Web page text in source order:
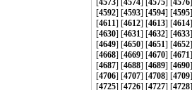
[4573] [4574] [4575] [4576
[4592] [4593] [4594] [4595
[4611] [4612] [4613] [4614
[4630] [4631] [4632] [4633
[4649] [4650] [4651] [4652
[4668] [4669] [4670] [4671
[4687] [4688] [4689] [4690
[4706] [4707] [4708] [4709
[4725] [4726] [4727] [4728